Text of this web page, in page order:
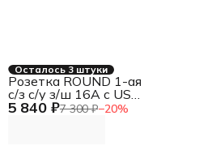
Осталось 3 штуки
5 840 ₽7 300 ₽−20%
Розетка ROUND 1-ая
с/з с/у з/ш 16А с USB
A+C быстрой